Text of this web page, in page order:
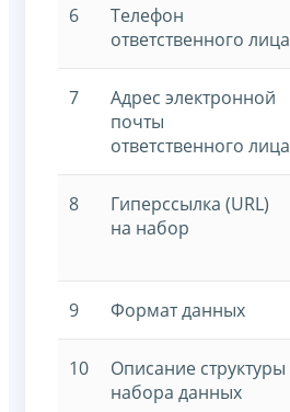
6
Телефон
ответственного лица
7
Адрес электронной
почты
ответственного лица
8
Гиперссылка (URL)
на набор
9 Формат данных
10
Описание структуры
набора данных